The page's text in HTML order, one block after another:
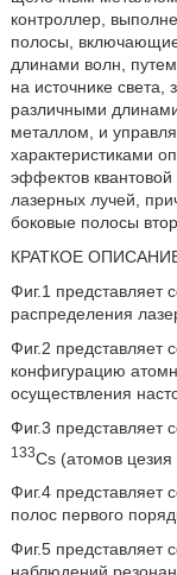
контроллер,
полосы,
длинами волн,
на источнике света,
различными
металлом, и
характеристиками
эффектов
лазерных лучей,
боковые полосы
КРАТКОЕ
Фиг.1 представляет
распределения
Фиг.2 представляет
конфигурацию
осуществления
Фиг.3 представляет
133Cs (атомов цезия
Фиг.4 представляет
полос первого
Фиг.5 представляет